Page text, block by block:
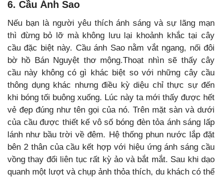
6. Cầu Ánh Sao
Nếu bạn là người yêu thích ánh sáng và sự lãng mạn
thì đừng bỏ lỡ mà không lưu lại khoảnh khắc tại cây
cầu đặc biệt này. Cầu ánh Sao nằm vắt ngang, nối đôi
bờ hồ Bán Nguyệt thơ mộng.Thoạt nhìn sẽ thấy cây
cầu này không có gì khác biệt so với những cây cầu
thông dụng khác nhưng điều kỳ diệu chỉ thực sự đến
khi bóng tối buông xuống. Lúc này ta mới thấy được hết
vẻ đẹp đúng như tên gọi của nó. Trên mặt sàn và dưới
của cầu được thiết kế vô số bóng đèn tỏa ánh sáng lấp
lánh như bầu trời về đêm. Hệ thống phun nước lắp đặt
bên 2 thân của cầu kết hợp với hiệu ứng ánh sáng cầu
vồng thay đổi liên tục rất kỳ ảo và bắt mắt. Sau khi dạo
quanh một lượt và chụp ảnh thỏa thích, du khách có thể